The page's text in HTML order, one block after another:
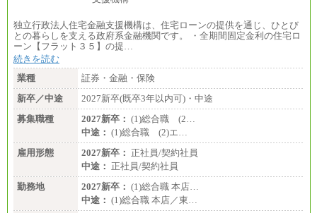
独立行政法人住宅金融支援機構は、住宅ローンの提供を通じ、ひとび
との暮らしを支える政府系金融機関です。 ・全期間固定金利の住宅ロ
ーン【フラット３５】の提…
続きを読む
業種
証券・金融・保険
新卒／中途
2027新卒(既卒3年以内可)・中途
募集職種
2027新卒： (1)総合職 (2…
中途： (1)総合職 (2)エ…
雇用形態
2027新卒： 正社員/契約社員
中途： 正社員/契約社員
勤務地
2027新卒： (1)総合職 本店…
中途： (1)総合職 本店／東…